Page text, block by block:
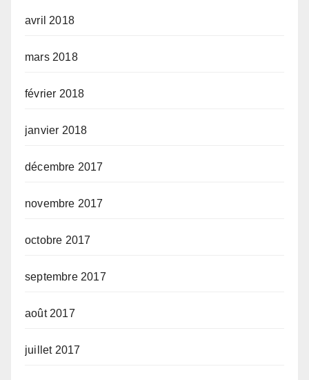
avril 2018
mars 2018
février 2018
janvier 2018
décembre 2017
novembre 2017
octobre 2017
septembre 2017
août 2017
juillet 2017